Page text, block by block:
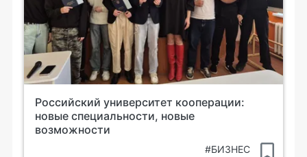
Российский университет кооперации:
новые специальности, новые
возможности
#БИЗНЕС